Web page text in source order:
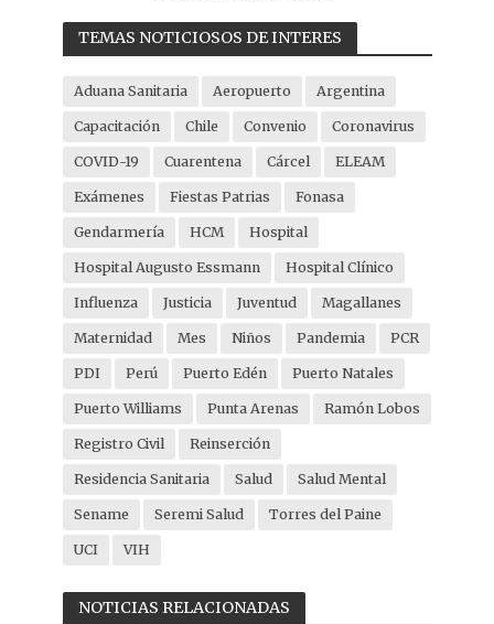
TEMAS NOTICIOSOS DE INTERES
Aduana Sanitaria Aeropuerto Argentina
Capacitación Chile Convenio Coronavirus
COVID-19 Cuarentena Cárcel ELEAM
Exámenes Fiestas Patrias Fonasa
Gendarmería HCM Hospital
Hospital Augusto Essmann Hospital Clínico
Influenza Justicia Juventud Magallanes
Maternidad Mes Niños Pandemia PCR
PDI Perú Puerto Edén Puerto Natales
Puerto Williams Punta Arenas Ramón Lobos
Registro Civil Reinserción
Residencia Sanitaria Salud Salud Mental
Sename Seremi Salud Torres del Paine
UCI VIH
NOTICIAS RELACIONADAS